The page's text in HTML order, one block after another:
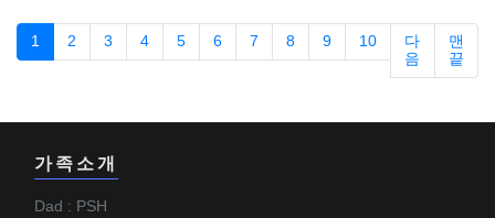
1 2 3 4 5 6 7 8 9 10
다
음
맨
끝
가족소개
Dad : PSH